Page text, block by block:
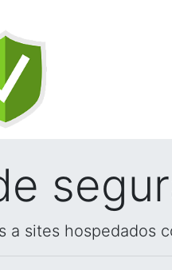
a sites hospedados